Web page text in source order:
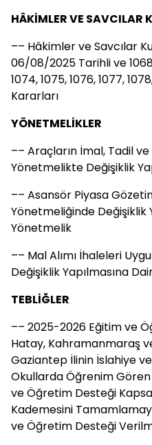
HÂKİMLER VE SAVCILAR
–– Hâkimler ve Savcılar
06/08/2025 Tarihli ve 1068,
1074, 1075, 1076, 1077,
Kararları
YÖNETMELİKLER
–– Araçların İmal, Tadil ve
Yönetmelikte Değişiklik
–– Asansör Piyasa
Yönetmeliğinde Değişiklik
Yönetmelik
–– Mal Alımı İhaleleri
Değişiklik Yapılmasına
TEBLİĞLER
–– 2025-2026 Eğitim ve
Hatay, Kahramanmaraş
Gaziantep İlinin İslahiye
Okullarda Öğrenim
ve Öğretim Desteği
Kademesini
ve Öğretim Desteği